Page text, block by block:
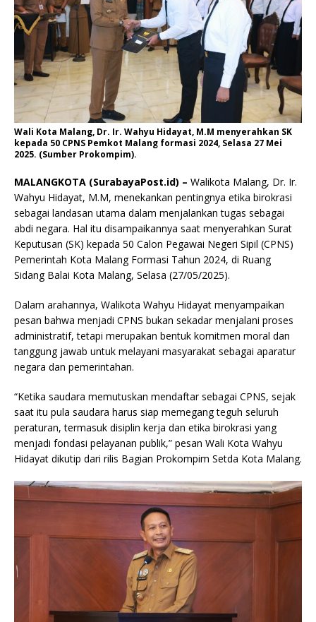
Wali Kota Malang, Dr. Ir. Wahyu Hidayat, M.M menyerahkan SK
kepada 50 CPNS Pemkot Malang formasi 2024, Selasa 27 Mei
2025. (Sumber Prokompim).
MALANGKOTA (SurabayaPost.id) – Walikota Malang, Dr. Ir.
Wahyu Hidayat, M.M, menekankan pentingnya etika birokrasi
sebagai landasan utama dalam menjalankan tugas sebagai
abdi negara. Hal itu disampaikannya saat menyerahkan Surat
Keputusan (SK) kepada 50 Calon Pegawai Negeri Sipil (CPNS)
Pemerintah Kota Malang Formasi Tahun 2024, di Ruang
Sidang Balai Kota Malang, Selasa (27/05/2025).
Dalam arahannya, Walikota Wahyu Hidayat menyampaikan
pesan bahwa menjadi CPNS bukan sekadar menjalani proses
administratif, tetapi merupakan bentuk komitmen moral dan
tanggung jawab untuk melayani masyarakat sebagai aparatur
negara dan pemerintahan.
“Ketika saudara memutuskan mendaftar sebagai CPNS, sejak
saat itu pula saudara harus siap memegang teguh seluruh
peraturan, termasuk disiplin kerja dan etika birokrasi yang
menjadi fondasi pelayanan publik,” pesan Wali Kota Wahyu
Hidayat dikutip dari rilis Bagian Prokompim Setda Kota Malang.